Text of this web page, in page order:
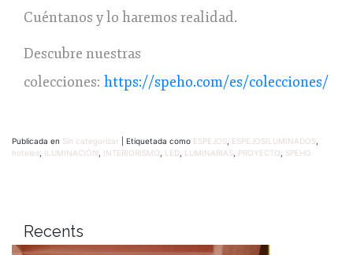
Cuéntanos y lo haremos realidad.
Descubre nuestras
colecciones: https://speho.com/es/colecciones/
Publicada en Sin categorizar Etiquetada como ESPEJOS ESPEJOSILUMINADOS
hoteles ILUMINACIÓN INTERIORISMO LED LUMINARIAS PROYECTO SPEHO
Recents